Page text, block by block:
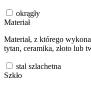
okrągły
Materiał
Materiał, z którego
tytan, ceramika, złoto lub
stal szlachetna
Szkło